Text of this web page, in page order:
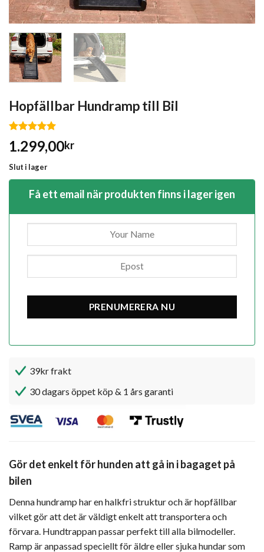
Hopfällbar Hundramp till Bil
Betygsatt
5.00av 5
kundrecension
1.299,00kr
Slut i lager
Få ett email när produkten finns i lager igen
39kr frakt
30 dagars öppet köp & 1 års garanti
Gör det enkelt för hunden att gå in i bagaget på
bilen
Denna hundramp har en halkfri struktur och är hopfällbar
vilket gör att det är väldigt enkelt att transportera och
förvara. Hundtrappan passar perfekt till alla bilmodeller.
Ramp är anpassad speciellt för äldre eller sjuka hundar som